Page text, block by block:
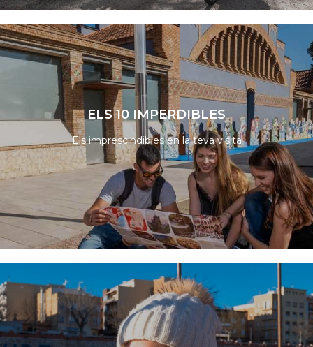
LLEGIR MÉS
ELS 10 IMPERDIBLES
Els imprescindibles en la teva visita
LLEGIR MÉS